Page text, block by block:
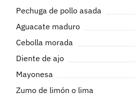
Pechuga de pollo asada
Aguacate maduro
Cebolla morada
Diente de ajo
Mayonesa
Zumo de limón o lima